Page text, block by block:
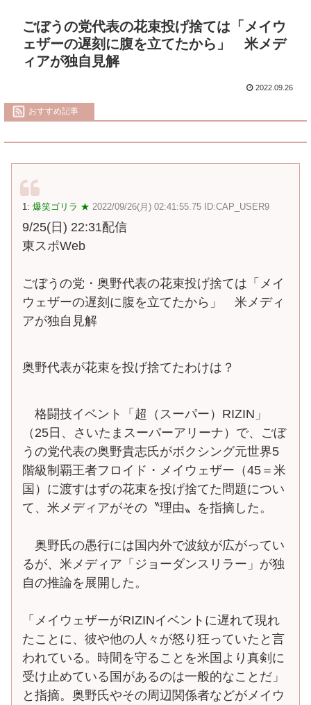
ごぼうの党代表の花束投げ捨ては「メイウ
ェザーの遅刻に腹を立てたから」 米メデ
ィアが独自見解
2022.09.26
おすすめ記事
1: 爆笑ゴリラ ★ 2022/09/26(月) 02:41:55.75 ID:CAP_USER9
9/25(日) 22:31配信
東スポWeb
ごぼうの党・奥野代表の花束投げ捨ては「メイ
ウェザーの遅刻に腹を立てたから」 米メディ
アが独自見解
奥野代表が花束を投げ捨てたわけは？
格闘技イベント「超（スーパー）RIZIN」
（25日、さいたまスーパーアリーナ）で、ごぼ
うの党代表の奥野貴志氏がボクシング元世界5
階級制覇王者フロイド・メイウェザー（45＝米
国）に渡すはずの花束を投げ捨てた問題につい
て、米メディアがその〝理由〟を指摘した。
奥野氏の愚行には国内外で波紋が広がってい
るが、米メディア「ジョーダンスリラー」が独
自の推論を展開した。
「メイウェザーがRIZINイベントに遅れて現れ
たことに、彼や他の人々が怒り狂っていたと言
われている。時間を守ることを米国より真剣に
受け止めている国があるのは一般的なことだ」
と指摘。奥野氏やその周辺関係者などがメイウ